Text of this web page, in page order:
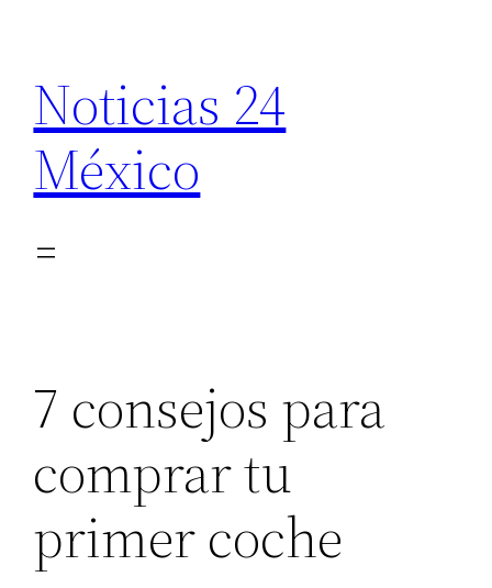
contenido
Noticias 24
México
7 consejos para
comprar tu
primer coche